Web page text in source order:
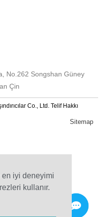
iyi deneyimi
kullanır.
No.262 Songshan Güney
Çin
Co., Ltd. Telif Hakkı
Sitemap